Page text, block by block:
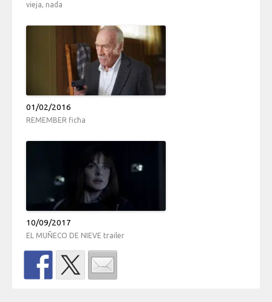
vieja, nada
01/02/2016
REMEMBER ficha
10/09/2017
EL MUÑECO DE NIEVE trailer